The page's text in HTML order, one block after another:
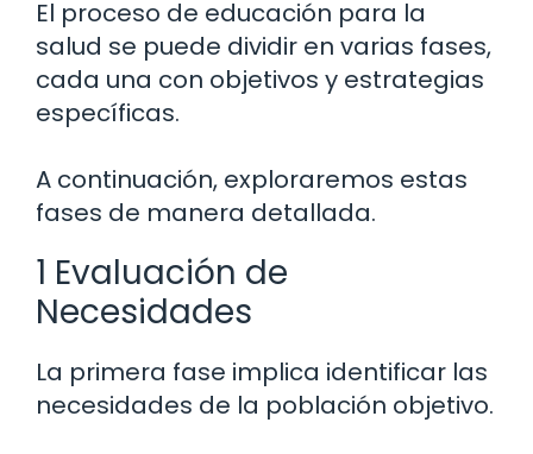
El proceso de educación para la
salud se puede dividir en varias fases,
cada una con objetivos y estrategias
específicas.
A continuación, exploraremos estas
fases de manera detallada.
1 Evaluación de
Necesidades
La primera fase implica identificar las
necesidades de la población objetivo.